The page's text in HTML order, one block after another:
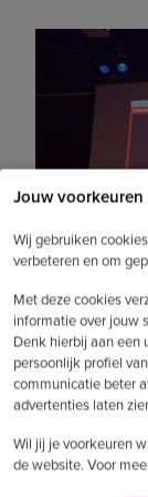
Jouw voorkeuren
Wij gebruiken
verbeteren en om
Met deze cookies
informatie over jouw
Denk hierbij aan een
persoonlijk profiel
communicatie beter
advertenties laten
Wil jij je voorkeuren
de website. Voor
“If no
Een aantal
durven